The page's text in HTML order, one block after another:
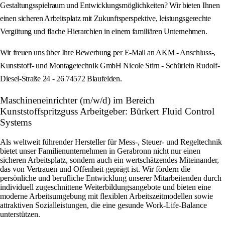
Gestaltungsspielraum und Entwicklungsmöglichkeiten? Wir bieten Ihnen
einen sicheren Arbeitsplatz mit Zukunftsperspektive, leistungsgerechte
Vergütung und flache Hierarchien in einem familiären Unternehmen.
Wir freuen uns über Ihre Bewerbung per E-Mail an AKM - Anschluss-,
Kunststoff- und Montagetechnik GmbH Nicole Stirn - Schürlein Rudolf-
Diesel-Straße 24 - 26 74572 Blaufelden.
Maschineneinrichter (m/w/d) im Bereich
Kunststoffspritzguss Arbeitgeber: Bürkert Fluid Control
Systems
Als weltweit führender Hersteller für Mess-, Steuer- und Regeltechnik
bietet unser Familienunternehmen in Gerabronn nicht nur einen
sicheren Arbeitsplatz, sondern auch ein wertschätzendes Miteinander,
das von Vertrauen und Offenheit geprägt ist. Wir fördern die
persönliche und berufliche Entwicklung unserer Mitarbeitenden durch
individuell zugeschnittene Weiterbildungsangebote und bieten eine
moderne Arbeitsumgebung mit flexiblen Arbeitszeitmodellen sowie
attraktiven Sozialleistungen, die eine gesunde Work-Life-Balance
unterstützen.